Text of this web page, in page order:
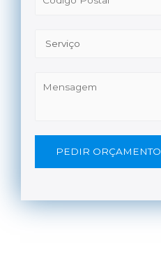
PEDIR ORÇAMENTO